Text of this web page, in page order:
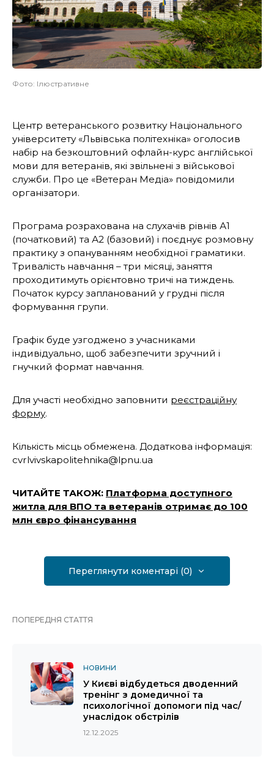
Фото: Ілюстративне
Центр ветеранського розвитку Національного
університету «Львівська політехніка» оголосив
набір на безкоштовний офлайн-курс англійської
мови для ветеранів, які звільнені з військової
служби. Про це «Ветеран Медіа» повідомили
організатори.
Програма розрахована на слухачів рівнів А1
(початковий) та А2 (базовий) і поєднує розмовну
практику з опануванням необхідної граматики.
Тривалість навчання – три місяці, заняття
проходитимуть орієнтовно тричі на тиждень.
Початок курсу запланований у грудні після
формування групи.
Графік буде узгоджено з учасниками
індивідуально, щоб забезпечити зручний і
гнучкий формат навчання.
Для участі необхідно заповнити реєстраційну
форму.
Кількість місць обмежена. Додаткова інформація:
cvrlvivskapolitehnika@lpnu.ua
ЧИТАЙТЕ ТАКОЖ: Платформа доступного
житла для ВПО та ветеранів отримає до 100
млн євро фінансування
Переглянути коментарі (0)
ПОПЕРЕДНЯ СТАТТЯ
НОВИНИ
У Києві відбудеться дводенний
тренінг з домедичної та
психологічної допомоги під час/
унаслідок обстрілів
12.12.2025